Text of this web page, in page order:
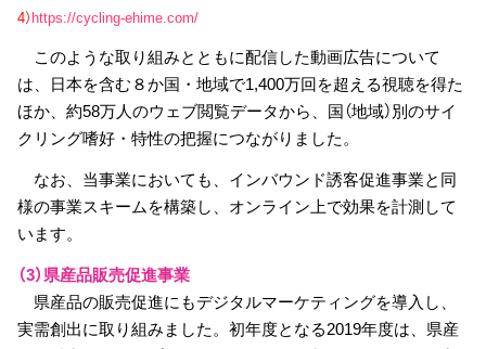
4）https://cycling-ehime.com/
このような取り組みとともに配信した動画広告について
は、日本を含む８か国・地域で1,400万回を超える視聴を得た
ほか、約58万人のウェブ閲覧データから、国（地域）別のサイ
クリング嗜好・特性の把握につながりました。
なお、当事業においても、インバウンド誘客促進事業と同
様の事業スキームを構築し、オンライン上で効果を計測して
います。
（3）県産品販売促進事業
県産品の販売促進にもデジタルマーケティングを導入し、
実需創出に取り組みました。初年度となる2019年度は、県産